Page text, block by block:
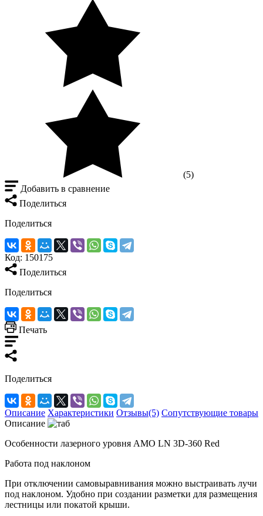
(5)
Добавить в сравнение
Поделиться
Поделиться
Код: 150175
Поделиться
Поделиться
Печать
Поделиться
Описание Характеристики Отзывы(5) Сопутствующие товары
Описание
Особенности лазерного уровня AMO LN 3D-360 Red
Работа под наклоном
При отключении самовыравнивания можно выстраивать лучи
под наклоном. Удобно при создании разметки для размещения
лестницы или покатой крыши.